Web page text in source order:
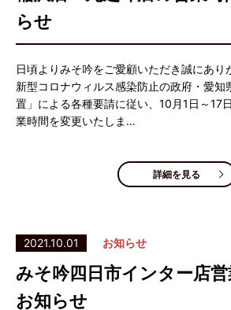
らせ
日頃よりみそ吟をご愛顧いただき誠にあり
新型コロナウィルス感染防止の政府・愛知
置」による各種要請に従い、10月1日～17
業時間を変更いたしま…
詳細を見る
2021.10.01 お知らせ
みそ吟四日市インター店
お知らせ